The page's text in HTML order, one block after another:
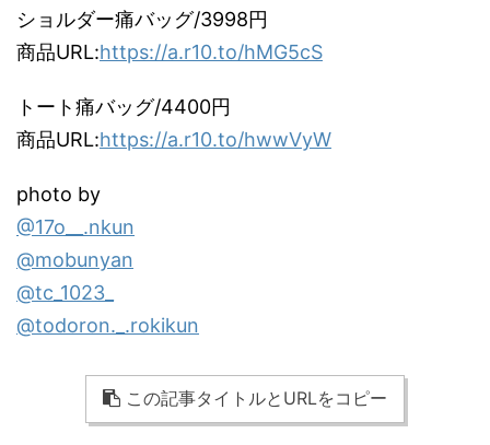
ショルダー痛バッグ/3998円
商品URL:https://a.r10.to/hMG5cS
トート痛バッグ/4400円
商品URL:https://a.r10.to/hwwVyW
photo by
@17o__.nkun
@mobunyan
@tc_1023_
@todoron._.rokikun
この記事タイトルとURLをコピー